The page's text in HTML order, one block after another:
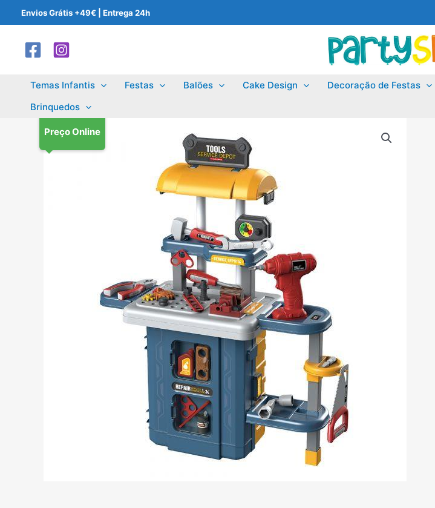
to
content
Envios Grátis +49€ | Entrega 24h
Temas Infantis Festas Balões Cake Design Decoração de Festas
Brinquedos
Preço Online